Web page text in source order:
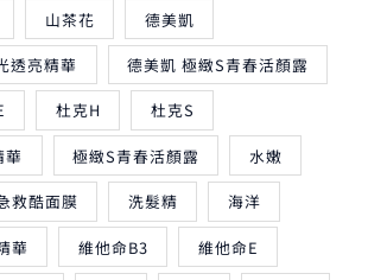
山茶花 德美凱
透亮精華 德美凱 極緻S青春活顏露
杜克H 杜克S
華 極緻S青春活顏露 水嫩
救酷面膜 洗髮精 海洋
華 維他命B3 維他命E